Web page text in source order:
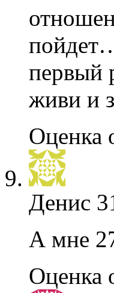
первый
живи и
Оценка
Денис
А мне
Оценка